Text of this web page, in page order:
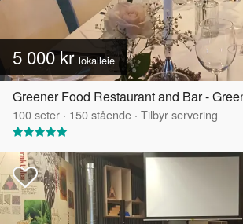
5 000 krlokalleie
100seter · 150stående · Tilbyr servering